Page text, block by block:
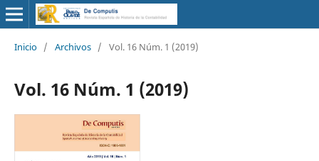
Inicio / Archivos / Vol. 16 Núm. 1 (2019)
Vol. 16 Núm. 1 (2019)